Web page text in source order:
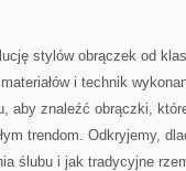
stylów obrączek od
i technik
aby znaleźć obrączki,
trendom. Odkryjemy,
ślubu i jak tradycyjne